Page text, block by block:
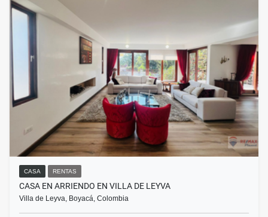
CASA RENTAS
CASA EN ARRIENDO EN VILLA DE LEYVA
Villa de Leyva, Boyacá, Colombia